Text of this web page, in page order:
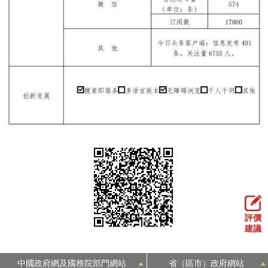
評價
建議
中國政府網及國務院部門網站 省（區市）政府網站